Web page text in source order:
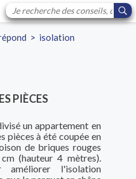
> isolation
PIÈCES
un appartement en
pièces à été coupée en
de briques rouges
(hauteur 4 mètres).
améliorer l'isolation